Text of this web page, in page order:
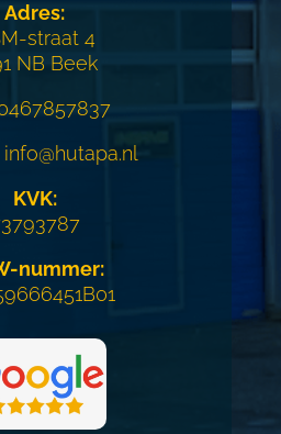
Adres:
straat 4
NB Beek
KVK:
nummer: